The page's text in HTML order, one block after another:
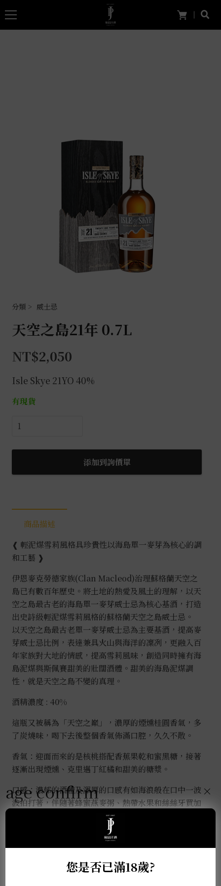
威士忌
天空之島21年 0.7L
NT$2,050
Isle Skye 21YO 40%
有現貨
天
之
21
數
添加到詢價單
商品描述
❰ 輕泥煤雪莉風格具珍貴性以海島單一麥芽為核心的調
和工藝 ❱
伊恩麥克勞德家族(Clan Macleod)治理蘇格蘭天空之
島已有數百年歷史。將土地的熱愛及風土的理解，以天
空之島最古老的海島單一麥芽威士忌為核心基酒，打造
出史詩級輕泥煤雪莉風格的蘇格蘭天空之島威士忌。
以天空之島最古老單一麥芽威士忌為主要基酒，提高麥
芽威士忌比例，表達兼具火山與海洋的凜冽，更融入百
年家族對大地的情感，提高雪莉風味，創造同時擁有海
島泥煤與斯佩賽甜美的壯闊酒體。甜美的海島泥煤調
性，就是天空之島不變的真理。
酒精濃度 : 40%
這瓶又被稱為「天空之巔」，濃厚的煙燻桂圓香氣，多
了炭燒味，喝下去後整個香氣佈滿口腔，久久不散。
香氣：迎面而來的是核桃搭配香蕉果乾和蜜黑糖，接著
逐漸出現煙燻、克里邁丁紅橘和甜美的糖漿。
口感：濃郁的酒體及渾厚的口感有如海浪般在口中一波
波拍打著，伴隨著蜂蜜燕麥粥、熱帶水果和絲絲牙買加
尾韻：無比濃郁的橡木氣息結合甜美果乾，及隱約透漏
著的一絲泥煤及煙燻味。
age confirm
您是否已滿18歲?
×